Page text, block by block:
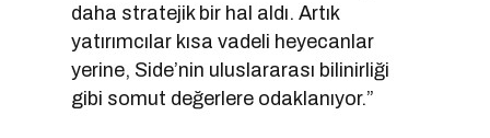
daha stratejik bir hal aldı. Artık
yatırımcılar kısa vadeli heyecanlar
yerine, Side’nin uluslararası bilinirliği
gibi somut değerlere odaklanıyor.”